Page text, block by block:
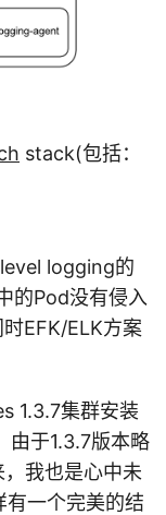
stack(包括：
logging的
的Pod没有侵入
EFK/ELK方案
1.3.7集群安装
于1.3.7版本略
我也是心中未
有一个完美的结